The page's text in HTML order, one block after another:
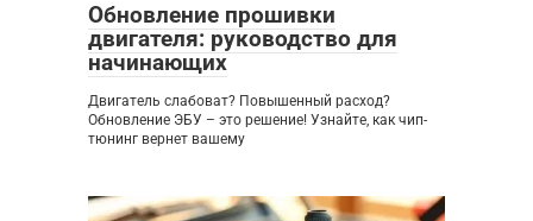
Обновление прошивки
двигателя: руководство для
начинающих
Двигатель слабоват? Повышенный расход?
Обновление ЭБУ – это решение! Узнайте, как чип-
тюнинг вернет вашему